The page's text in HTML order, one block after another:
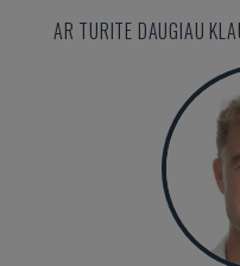
AR TURITE DAUGIAU